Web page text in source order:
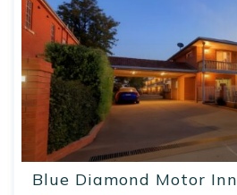
Blue Diamond Motor Inn